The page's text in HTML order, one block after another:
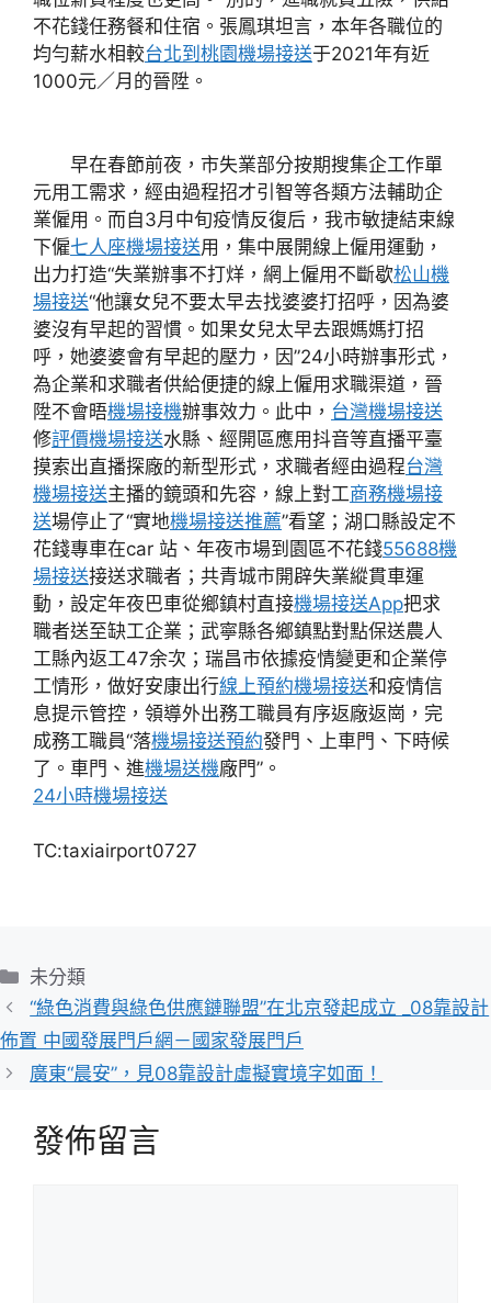
不花錢任務餐和住宿。張鳳琪坦言，本年各職位的
均勻薪水相較台北到桃園機場接送于2021年有近
1000元／月的晉陞。
早在春節前夜，市失業部分按期搜集企工作單
元用工需求，經由過程招才引智等各類方法輔助企
業僱用。而自3月中旬疫情反復后，我市敏捷結束線
下僱七人座機場接送用，集中展開線上僱用運動，
出力打造“失業辦事不打烊，網上僱用不斷歇松山機
場接送“他讓女兒不要太早去找婆婆打招呼，因為婆
婆沒有早起的習慣。如果女兒太早去跟媽媽打招
呼，她婆婆會有早起的壓力，因”24小時辦事形式，
為企業和求職者供給便捷的線上僱用求職渠道，晉
陞不會晤機場接機辦事效力。此中， 台灣機場接送
修評價機場接送水縣、經開區應用抖音等直播平臺
摸索出直播探廠的新型形式，求職者經由過程台灣
機場接送主播的鏡頭和先容，線上對工商務機場接
送場停止了“實地機場接送推薦”看望；湖口縣設定不
花錢專車在car 站、年夜市場到園區不花錢55688機
場接送接送求職者；共青城市開辟失業縱貫車運
動，設定年夜巴車從鄉鎮村直接機場接送App把求
職者送至缺工企業；武寧縣各鄉鎮點對點保送農人
工縣內返工47余次；瑞昌市依據疫情變更和企業停
工情形，做好安康出行線上預約機場接送和疫情信
息提示管控，領導外出務工職員有序返廠返崗，完
成務工職員“落機場接送預約發門、上車門、下時候
了。車門、進機場送機廠門”。
24小時機場接送
TC:taxiairport0727
分
類
未分類
“綠色消費與綠色供應鏈聯盟”在北京發起成立 _08靠設計
佈置 中國發展門戶網－國家發展門戶
廣東“晨安”，見08靠設計虛擬實境字如面！
發佈留言